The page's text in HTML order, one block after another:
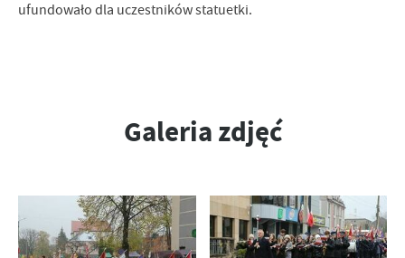
ufundowało dla uczestników statuetki.
Galeria zdjęć